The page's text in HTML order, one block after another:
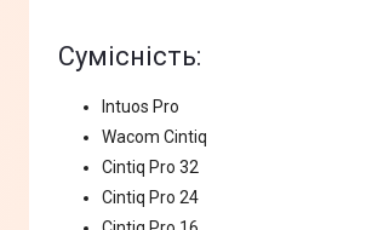
Сумісність:
Intuos Pro
Wacom Cintiq
Cintiq Pro 32
Cintiq Pro 24